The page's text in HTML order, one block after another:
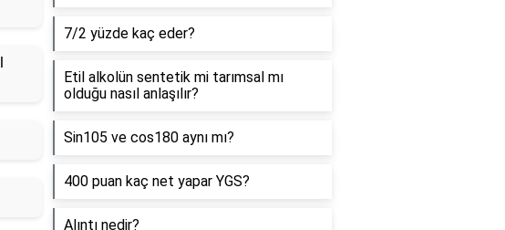
7/2 yüzde kaç eder?
Etil alkolün sentetik mi tarımsal mı
olduğu nasıl anlaşılır?
Sin105 ve cos180 aynı mı?
400 puan kaç net yapar YGS?
Alıntı nedir?